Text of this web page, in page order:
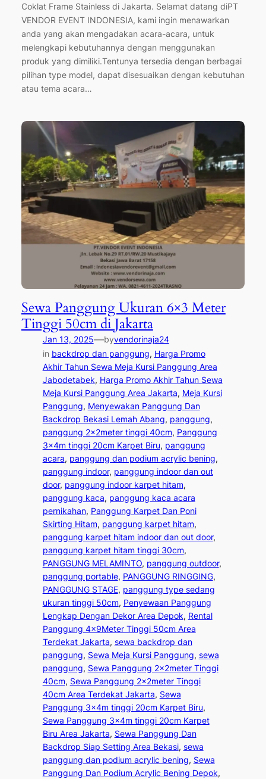
Coklat Frame Stainless di Jakarta. Selamat datang diPT
VENDOR EVENT INDONESIA, kami ingin menawarkan
anda yang akan mengadakan acara-acara, untuk
melengkapi kebutuhannya dengan menggunakan
produk yang dimiliki.Tentunya tersedia dengan berbagai
pilihan type model, dapat disesuaikan dengan kebutuhan
atau tema acara…
Sewa Panggung Ukuran 6×3 Meter
Tinggi 50cm di Jakarta
Jan 13, 2025—byvendorinaja24
in backdrop dan panggung, Harga Promo
Akhir Tahun Sewa Meja Kursi Panggung Area
Jabodetabek, Harga Promo Akhir Tahun Sewa
Meja Kursi Panggung Area Jakarta, Meja Kursi
Panggung, Menyewakan Panggung Dan
Backdrop Bekasi Lemah Abang, panggung
panggung 2x2meter tinggi 40cm, Panggung
3x4m tinggi 20cm Karpet Biru, panggung
acara, panggung dan podium acrylic bening
panggung indoor, panggung indoor dan out
door, panggung indoor karpet hitam
panggung kaca, panggung kaca acara
pernikahan, Panggung Karpet Dan Poni
Skirting Hitam, panggung karpet hitam
panggung karpet hitam indoor dan out door
panggung karpet hitam tinggi 30cm
PANGGUNG MELAMINTO, panggung outdoor
panggung portable, PANGGUNG RINGGING
PANGGUNG STAGE, panggung type sedang
ukuran tinggi 50cm, Penyewaan Panggung
Lengkap Dengan Dekor Area Depok, Rental
Panggung 4x9Meter Tinggi 50cm Area
Terdekat Jakarta, sewa backdrop dan
panggung, Sewa Meja Kursi Panggung, sewa
panggung, Sewa Panggung 2x2meter Tinggi
40cm, Sewa Panggung 2x2meter Tinggi
40cm Area Terdekat Jakarta, Sewa
Panggung 3x4m tinggi 20cm Karpet Biru
Sewa Panggung 3x4m tinggi 20cm Karpet
Biru Area Jakarta, Sewa Panggung Dan
Backdrop Siap Setting Area Bekasi, sewa
panggung dan podium acrylic bening, Sewa
Panggung Dan Podium Acrylic Bening Depok